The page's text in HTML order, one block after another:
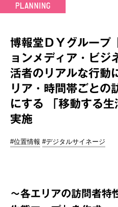
博報堂ＤＹグループ
ョンメディア・ビジ
活者のリアルな行動
リア・時間帯ごとの
にする 「移動する
実施
#位置情報 #デジタルサイネージ
～各エリアの訪問者特